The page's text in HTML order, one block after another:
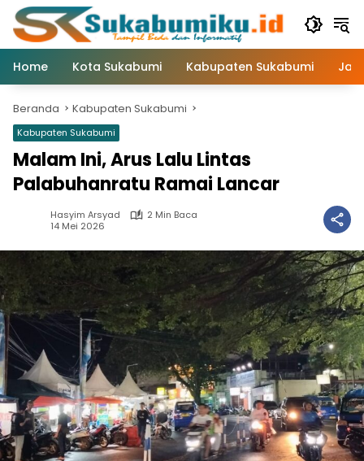
Langsung
konten
Home
Kota Sukabumi Kabupaten Sukabumi
Beranda Kabupaten Sukabumi
Kabupaten Sukabumi
Malam Ini, Arus Lalu Lintas
Palabuhanratu Ramai Lancar
Hasyim Arsyad
2 Min Baca
14 Mei 2026